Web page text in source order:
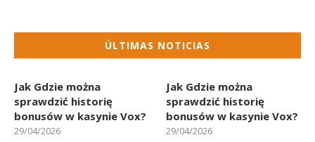
ÚLTIMAS NOTICIAS
Jak Gdzie można
sprawdzić historię
bonusów w kasynie Vox?
29/04/2026
Jak Gdzie można
sprawdzić historię
bonusów w kasynie Vox?
29/04/2026